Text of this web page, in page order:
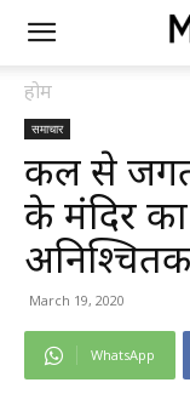
होम
समाचार
कल से जगत
के मंदिर
March 19, 2020
WhatsApp